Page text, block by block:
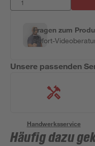
Fragen zum
Sofort-
Unsere passenden
Handwerksservice
Häufig dazu